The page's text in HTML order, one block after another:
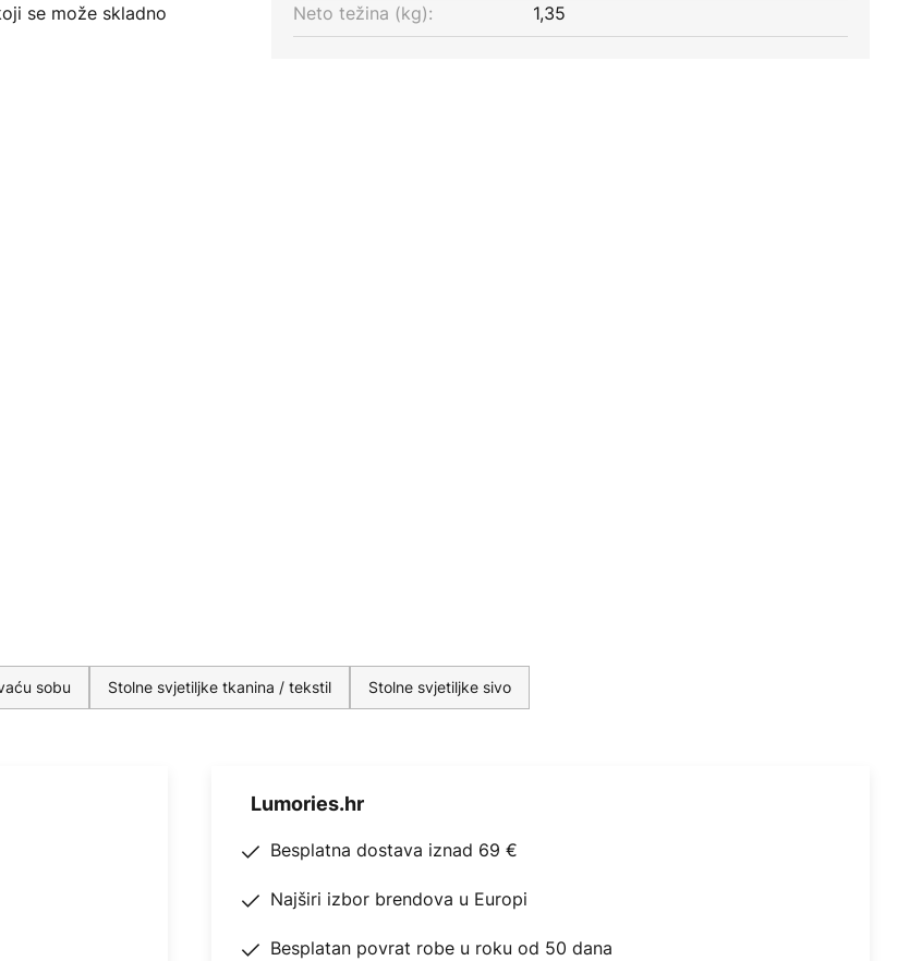
se može skladno
stolna lampa Vera je
izvor svjetlosti i kao
čine ih
posebnu svjetlosnu
Neto težina (kg):
1,35
sobu Stolne svjetiljke tkanina / tekstil Stolne svjetiljke sivo
Lumories.hr
Besplatna dostava iznad 69 €
Najširi izbor brendova u Europi
Besplatan povrat robe u roku od 50 dana